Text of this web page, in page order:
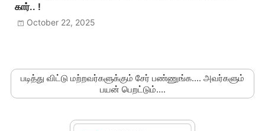
கார்.. !
October 22, 2025
படித்து விட்டு மற்றவர்களுக்கும் சேர் பண்ணுங்க.... அவர்களும்
பயன் பெறட்டும்....